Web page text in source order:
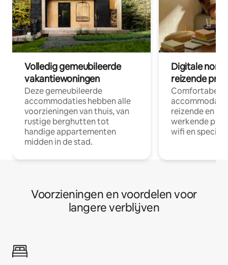
Volledig gemeubileerde
vakantiewoningen
Deze gemeubileerde
accommodaties hebben alle
voorzieningen van thuis, van
rustige berghutten tot
handige appartementen
midden in de stad.
Digitale
reizende
Comfortabele
reizende en
werkende
wifi en
Voorzieningen en voordelen voor
langere verblijven